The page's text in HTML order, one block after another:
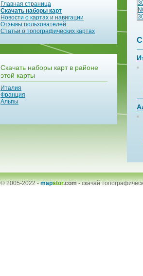
Главная страница
Скачать наборы карт
Новости о картах и навигации
Отзывы пользователей
Статьи о топографических картах
Скачать наборы карт в районе
этой карты
Италия
Франция
Альпы
© 2005-2022 -mapstor.com-скачай